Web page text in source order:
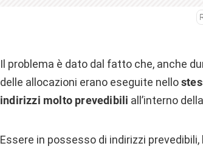
Il problema è dato dal fatto che, anche
delle allocazioni erano eseguite nello
indirizzi molto prevedibili all’interno
Essere in possesso di indirizzi